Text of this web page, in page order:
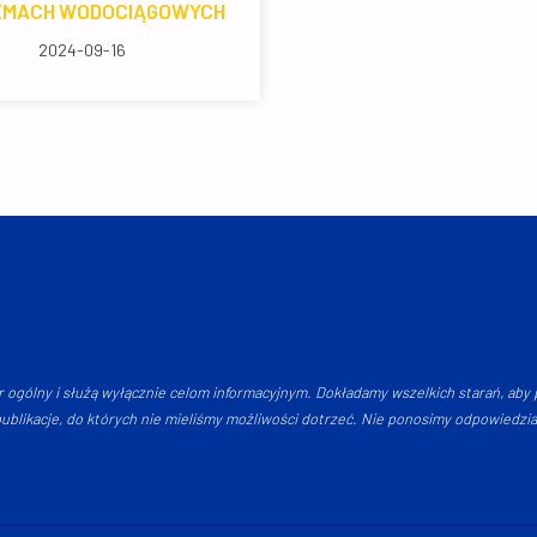
WODOCIĄGOWYCH
2024-09-16
i służą wyłącznie celom informacyjnym. Dokładamy wszelkich starań,
do których nie mieliśmy możliwości dotrzeć. Nie ponosimy